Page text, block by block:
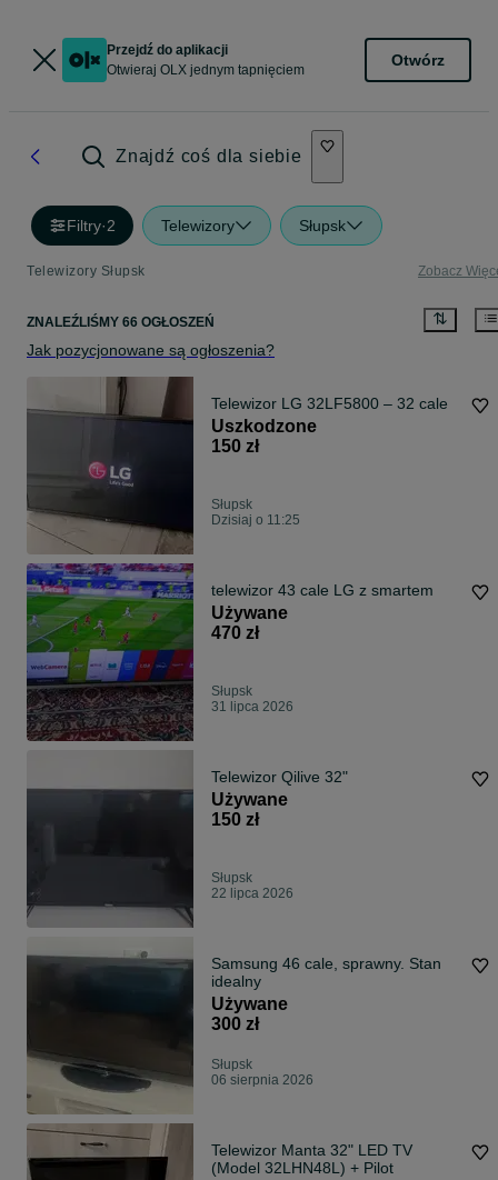
Przejdź do aplikacji
Otwieraj OLX jednym tapnięciem
Otwórz
Znajdź coś dla siebie
Filtry·2 Telewizory Słupsk
Telewizory Słupsk Zobacz
ZNALEŹLIŚMY 66 OGŁOSZEŃ
Jak pozycjonowane są ogłoszenia?
Telewizor LG 32LF5800 – 32 cale
Uszkodzone
150 zł
Słupsk
Dzisiaj o 11:25
telewizor 43 cale LG z smartem
Używane
470 zł
Słupsk
31 lipca 2026
Telewizor Qilive 32"
Używane
150 zł
Słupsk
22 lipca 2026
Samsung 46 cale, sprawny. Stan
idealny
Używane
300 zł
Słupsk
06 sierpnia 2026
Telewizor Manta 32" LED TV
(Model 32LHN48L) + Pilot